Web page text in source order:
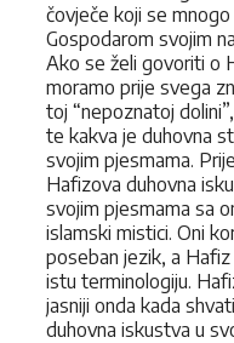
čovječe koji se
Gospodarom svojim
Ako se želi govoriti o
moramo prije svega
toj “nepoznatoj
te kakva je duhovna
svojim pjesmama.
Hafizova duhovna
svojim pjesmama sa
islamski mistici. Oni
poseban jezik, a
istu terminologiju.
jasniji onda kada
duhovna iskustva u